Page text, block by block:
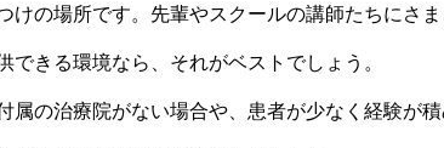
けの場所です。先輩やスクールの講師たちにさ
できる環境なら、それがベストでしょう。
属の治療院がない場合や、患者が少なく経験が